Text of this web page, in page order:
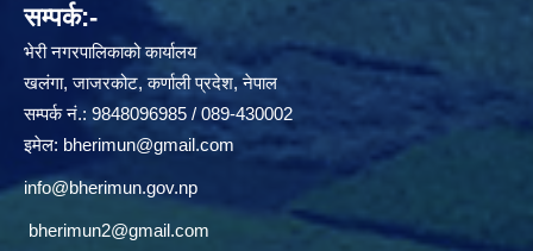
सम्पर्क:-
भेरी नगरपालिकाको कार्यालय
खलंगा, जाजरकोट, कर्णाली प्रदेश, नेपाल
सम्पर्क नं.: 9848096985 / 089-430002
इमेल: bherimun@gmail.com
info@bherimun.gov.np
bherimun2@gmail.com